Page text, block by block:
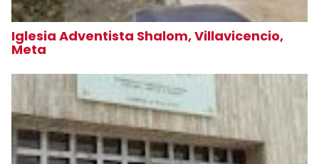
Iglesia Adventista Shalom, Villavicencio,
Meta